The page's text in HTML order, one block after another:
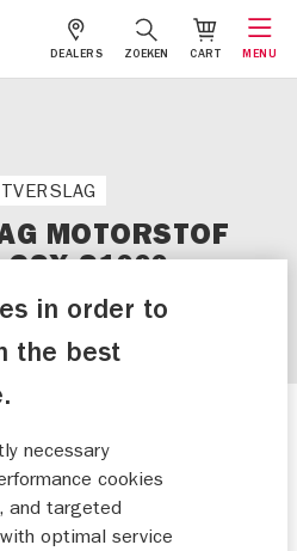
DEALERS ZOEKEN CART MENU
MOTORSTOF
GSX-S1000
in order to
the best
necessary
cookies
and targeted
optimal service